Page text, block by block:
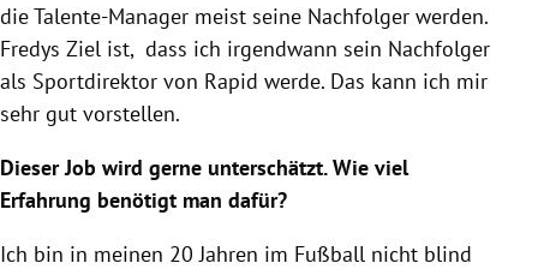
die Talente-Manager meist seine Nachfolger werden.
Fredys Ziel ist, dass ich irgendwann sein Nachfolger
als Sportdirektor von Rapid werde. Das kann ich mir
sehr gut vorstellen.
Dieser Job wird gerne unterschätzt. Wie viel
Erfahrung benötigt man dafür?
Ich bin in meinen 20 Jahren im Fußball nicht blind